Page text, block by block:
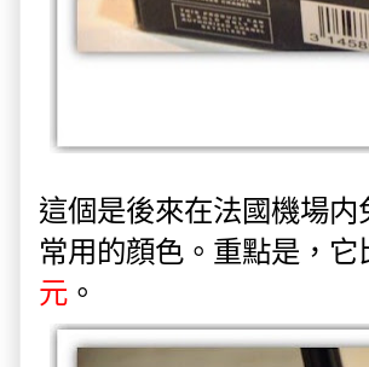
這個是後來在法國機場
常用的顔色。重點是，
元 。